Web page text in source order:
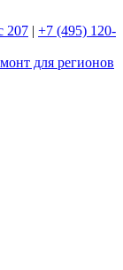
207 | +7 (495) 120-
для регионов